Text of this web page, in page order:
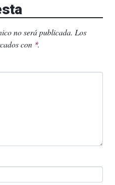
no será publicada. Los
con *.